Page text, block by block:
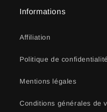
Informations
Affiliation
Politique de confidentialité
Mentions légales
Conditions générales de